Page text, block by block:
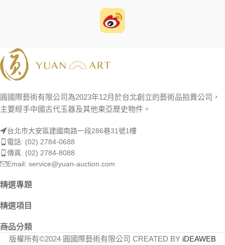
圓國際藝術有限公司為2023年12月於台北創立的藝術品拍賣公司，
主要經手中國古代玉器及其他東亞歷史物件。
台北市大安區建國南路一段286巷31號1樓
電話: (02) 2784-0688
傳真: (02) 2784-8088
Email: service@yuan-auction.com
精選專題
精選項目
商品分類
版權所有©2024 圓國際藝術有限公司 CREATED BY iDEAWEB